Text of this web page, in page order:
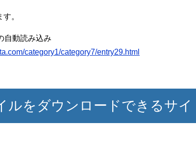
。
自動読み込み
category1/category7/entry29.html
ルをダウンロードできるサイ